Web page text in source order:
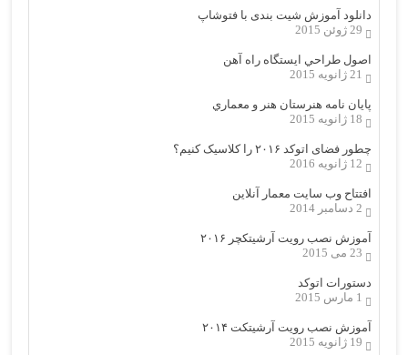
دانلود آموزش شیت بندی با فتوشاپ
29 ژوئن 2015
اصول طراحي ایستگاه راه آهن
21 ژانویه 2015
پایان نامه هنرستان هنر و معماري
18 ژانویه 2015
چطور فضای اتوکد ۲۰۱۶ را کلاسیک کنیم؟
12 ژانویه 2016
افتتاح وب سایت معمار آنلاین
2 دسامبر 2014
آموزش نصب رویت آرشیتکچر ۲۰۱۶
23 می 2015
دستورات اتوکد
1 مارس 2015
آموزش نصب رویت آرشیتکت ۲۰۱۴
19 ژانویه 2015